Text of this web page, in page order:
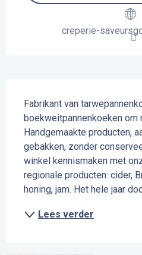
creperie-
Fabrikant van
boekweitpannenkoeken om
Handgemaakte producten,
gebakken, zonder
winkel kennismaken met
regionale producten: cider,
honing, jam. Het hele jaar
Lees verder